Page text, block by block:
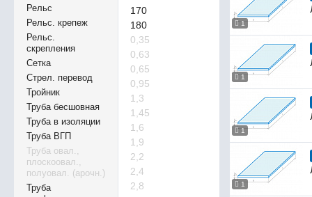
Рельс
Рельс. крепеж
Рельс.
скрепления
Сетка
Стрел. перевод
Тройник
Труба бесшовная
Труба в изоляции
Труба ВГП
Труба овал.,
плоскоовал.,
полуовал. (арочн.)
Труба
170
180
0,35
0,63
0,65
0,95
1,3
1,45
1,6
1,9
2,2
2,4
2,8
1
1
1
1